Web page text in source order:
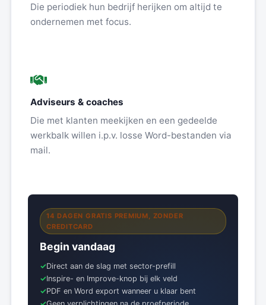
Die periodiek hun bedrijf herijken om altijd te
ondernemen met focus.
Adviseurs & coaches
Die met klanten meekijken en een gedeelde
werkbalk willen i.p.v. losse Word-bestanden via
mail.
14 DAGEN GRATIS PREMIUM, ZONDER
CREDITCARD
Begin vandaag
Direct aan de slag met sector-prefill
Inspire- en Improve-knop bij elk veld
PDF en Word export wanneer u klaar bent